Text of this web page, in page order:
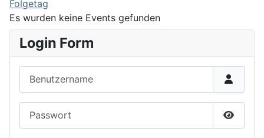
Folgetag
Es wurden keine Events gefunden
Login Form